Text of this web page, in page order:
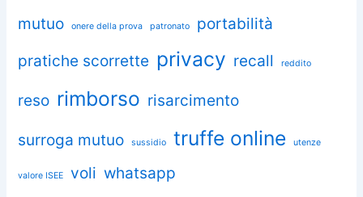
mutuo onere della prova patronato
portabilità
pratiche scorrette privacy recall reddito
reso rimborso risarcimento
surroga mutuo sussidio truffe online utenze
valore ISEE voli whatsapp